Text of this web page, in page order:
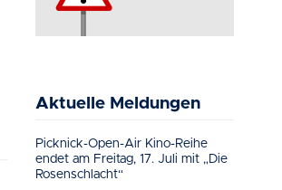
Aktuelle Meldungen
Picknick-Open-Air Kino-Reihe
endet am Freitag, 17. Juli mit „Die
Rosenschlacht“